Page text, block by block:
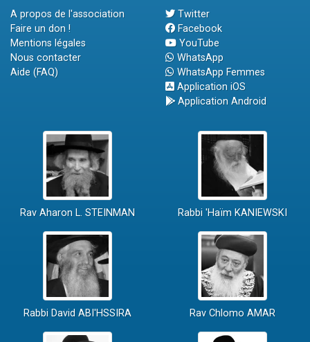
A propos de l'association
Faire un don !
Mentions légales
Nous contacter
Aide (FAQ)
Twitter
Facebook
YouTube
WhatsApp
WhatsApp Femmes
Application iOS
Application Android
Rav Aharon L. STEINMAN Rabbi 'Haïm KANIEWSKI
Rabbi David ABI'HSSIRA Rav Chlomo AMAR